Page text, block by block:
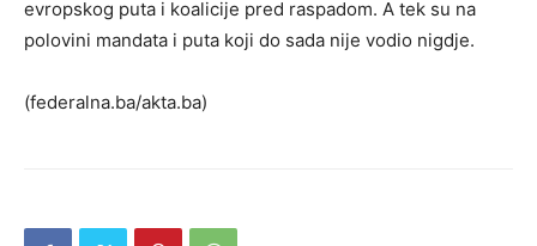
evropskog puta i koalicije pred raspadom. A tek su na
polovini mandata i puta koji do sada nije vodio nigdje.
(federalna.ba/akta.ba)